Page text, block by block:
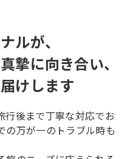
ルが、
摯に向き合い、
けします
行後まで丁寧な対応でお
の万が一のトラブル時も